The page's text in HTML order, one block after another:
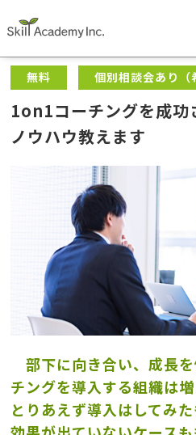
スキルアカデミー
1on1コーチングを成功せさせる ノウハウ
無料 個別相談会あり（
1on1コーチングを成功
ノウハウ教えます
部下に向き合い、成長
チングを導入する組織は増
とりあえず導入はしてみ